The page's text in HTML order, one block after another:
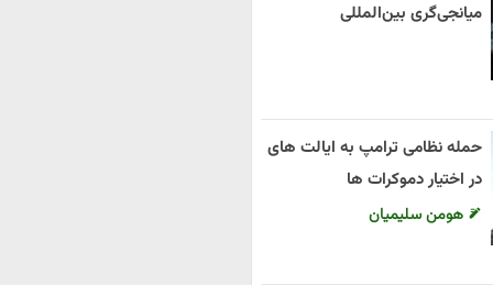
میانجی‌گری بین‌المللی
حمله نظامی ترامپ به ایالت های
در اختیار دموکرات ها
هومن سلیمیان